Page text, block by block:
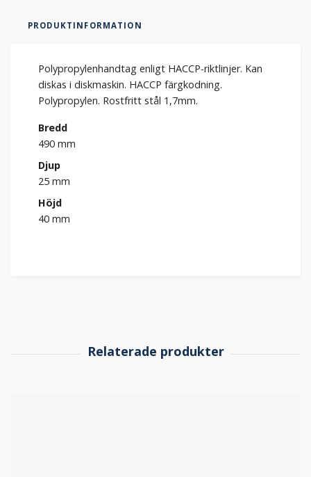
PRODUKTINFORMATION
Polypropylenhandtag enligt HACCP-riktlinjer. Kan
diskas i diskmaskin. HACCP färgkodning.
Polypropylen. Rostfritt stål 1,7mm.
Bredd
490 mm
Djup
25 mm
Höjd
40 mm